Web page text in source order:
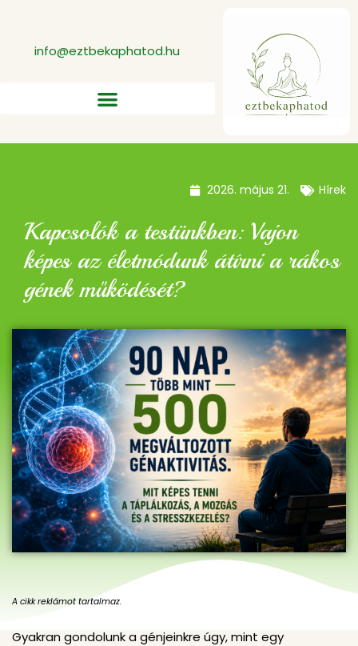
info@eztbekaphatod.hu
2026. május 21. Hírek
Kapcsolók a testünkben: Vajon
képes az életmódunk átírni a rákos
gének működését?
A cikk reklámot tartalmaz.
Gyakran gondolunk a génjeinkre úgy, mint egy